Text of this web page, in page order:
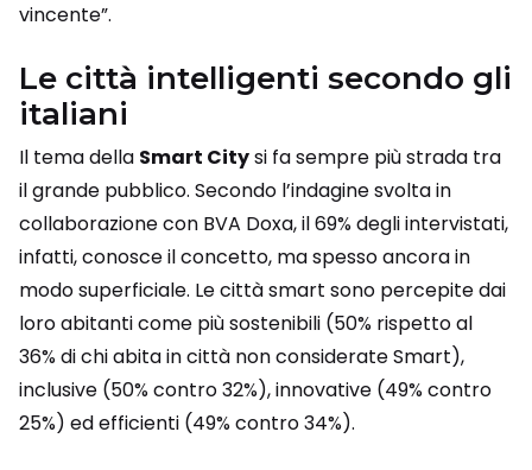
vincente”.
Le città intelligenti secondo gli
italiani
Il tema della Smart Citysi fa sempre più strada tra
il grande pubblico. Secondo l’indagine svolta in
collaborazione con BVA Doxa, il 69% degli intervistati,
infatti, conosce il concetto, ma spesso ancora in
modo superficiale. Le città smart sono percepite dai
loro abitanti come più sostenibili (50% rispetto al
36% di chi abita in città non considerate Smart),
inclusive (50% contro 32%), innovative (49% contro
25%) ed efficienti (49% contro 34%).